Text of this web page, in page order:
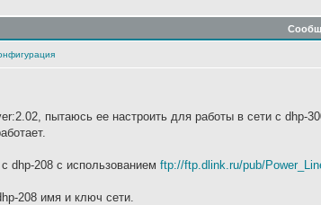
пытаюсь ее настроить для работы в сети с dhp-
dhp-208 c использованием ftp://ftp.dlink.ru/pub/
208 имя и ключ сети.